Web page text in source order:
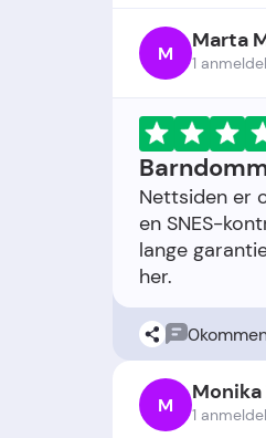
M Marta
1
Nettsiden er
en SNES-
lange
0
M 1